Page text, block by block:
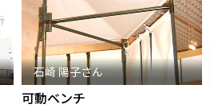
石崎 陽子さん
可動ベンチ